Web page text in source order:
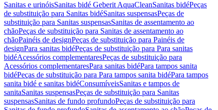
Sanitas e urinóisSanitas bidé Geberit AquaCleanSanitas bidéPeças
de substituição para Sanitas bidéSanitas suspensasPeças de
substituição para Sanitas suspensasSanitas de assentamento ao
chãoPeças de substituição para Sanitas de assentamento ao
chãoPainéis de designPeças de substituição para Painéis de
designPara sanitas bidéPeças de substituição para Para sanitas
bidéAcessórios complementaresPeças de substituição para
Acessórios complementaresPara sanitas bidéPara tampos sanita
bidéPeças de substituição para Para tampos sanita bidéPara tampos
sanita bidé e sanitas bidéConsumíveisSanitas e tampos de
sanitaSanitas suspensasPeças de substituição para Sanitas
suspensasSanitas de fundo profundoPeças de substituição para